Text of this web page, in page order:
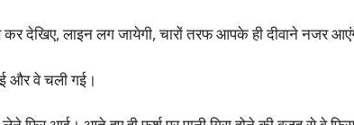
देखिए, लाइन लग जायेगी, चारों तरफ आपके ही दीवाने नजर
और वे चली गई।